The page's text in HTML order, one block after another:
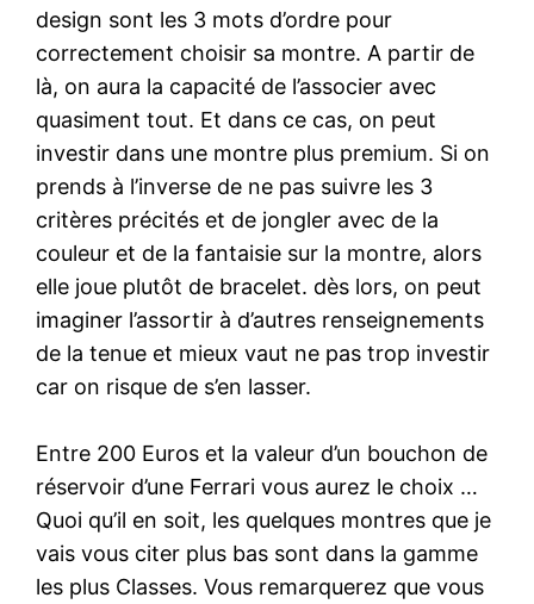
design sont les 3 mots d’ordre pour
correctement choisir sa montre. A partir de
là, on aura la capacité de l’associer avec
quasiment tout. Et dans ce cas, on peut
investir dans une montre plus premium. Si on
prends à l’inverse de ne pas suivre les 3
critères précités et de jongler avec de la
couleur et de la fantaisie sur la montre, alors
elle joue plutôt de bracelet. dès lors, on peut
imaginer l’assortir à d’autres renseignements
de la tenue et mieux vaut ne pas trop investir
car on risque de s’en lasser.
Entre 200 Euros et la valeur d’un bouchon de
réservoir d’une Ferrari vous aurez le choix …
Quoi qu’il en soit, les quelques montres que je
vais vous citer plus bas sont dans la gamme
les plus Classes. Vous remarquerez que vous